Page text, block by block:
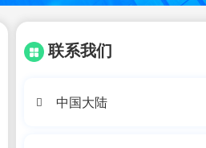
联系我们
中国大陆